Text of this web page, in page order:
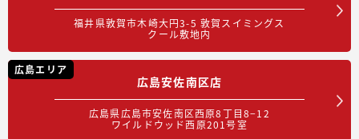
福井県敦賀市木崎大円3-5 敦賀スイミングス
クール敷地内
広島エリア
広島安佐南区店
広島県広島市安佐南区西原8丁目8−12
ワイルドウッド西原201号室